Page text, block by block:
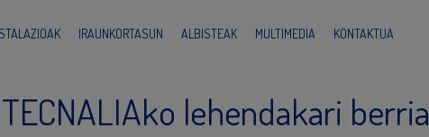
IRAUNKORTASUN ALBISTEAK MULTIMEDIA KONTAKTUA
lehendakari berria